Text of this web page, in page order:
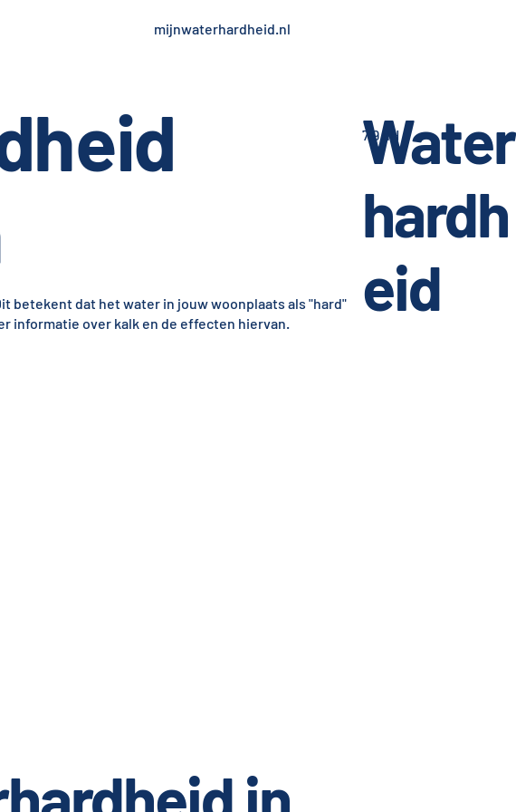
mijnwaterhardheid.nl
betekent dat het water in jouw woonplaats als "hard"
informatie over kalk en de effecten hiervan.
Water
hardh
eid
7,9 dH